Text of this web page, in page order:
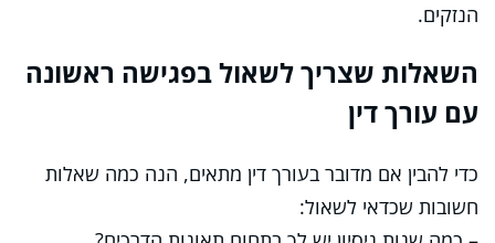
הנזקים.
השאלות שצריך לשאול בפגישה ראשונה
עם עורך דין
כדי להבין אם מדובר בעורך דין מתאים, הנה כמה שאלות
חשובות שכדאי לשאול: